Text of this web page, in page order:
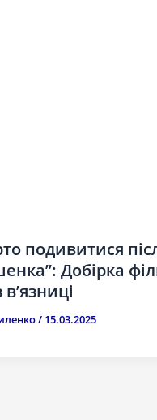
подивитися
Добірка
/ 15.03.2025